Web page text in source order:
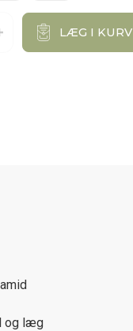
LÆG I KURV
og læg